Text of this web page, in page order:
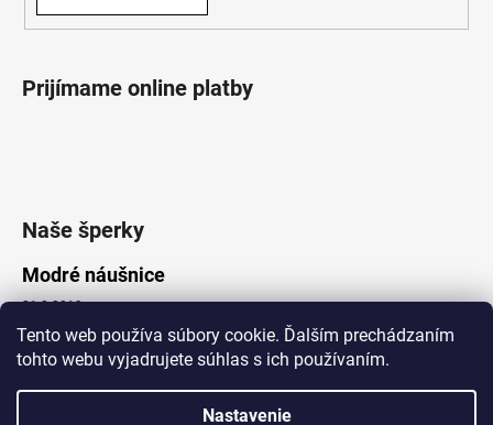
Tento web používa súbory cookie. Ďalším prechádzaním
tohto webu vyjadrujete súhlas s ich používaním.
Nastavenie
Prijímame online platby
Naše šperky
Modré náušnice
21.8.2019
Vytvoril Shoptet